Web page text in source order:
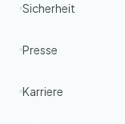
Sicherheit
Presse
Karriere